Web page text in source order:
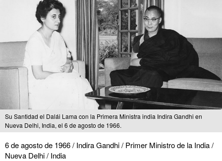
Su Santidad el Dalái Lama con la Primera Ministra india Indira Gandhi en
Nueva Delhi, India, el 6 de agosto de 1966.
6 de agosto de 1966 / Indira Gandhi / Primer Ministro de la India /
Nueva Delhi / India